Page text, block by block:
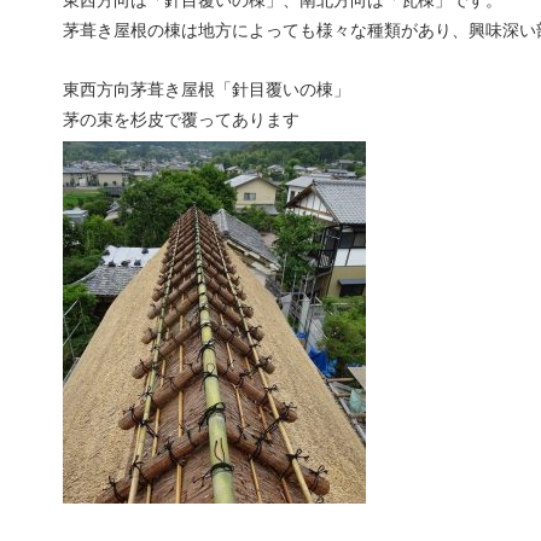
茅葺き屋根の棟は地方によっても様々な種類があり、興味深い
東西方向茅葺き屋根「針目覆いの棟」
茅の束を杉皮で覆ってあります